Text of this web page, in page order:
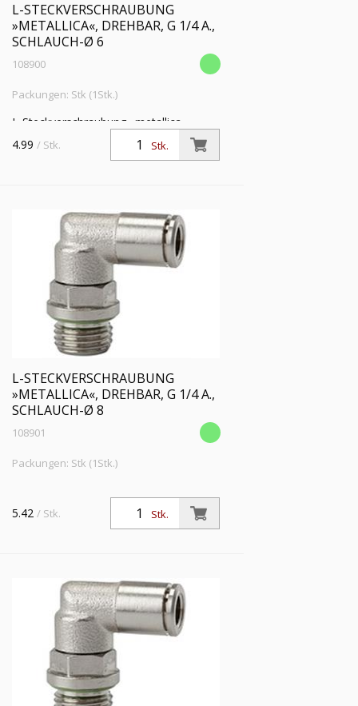
L-STECKVERSCHRAUBUNG
»METALLICA«, DREHBAR, G 1/4 A.,
SCHLAUCH-Ø 6
108900
Packungen: Stk (1Stk.)
L-Steckverschraubung »metallica«,
drehbar, G 1/4 a., für Schlauch-Außen-Ø
6 mm, Arbeitsdruck max. 16 bar,
Stk.
4.99 / Stk.
L-STECKVERSCHRAUBUNG
»METALLICA«, DREHBAR, G 1/4 A.,
SCHLAUCH-Ø 8
108901
Packungen: Stk (1Stk.)
Stk.
5.42 / Stk.